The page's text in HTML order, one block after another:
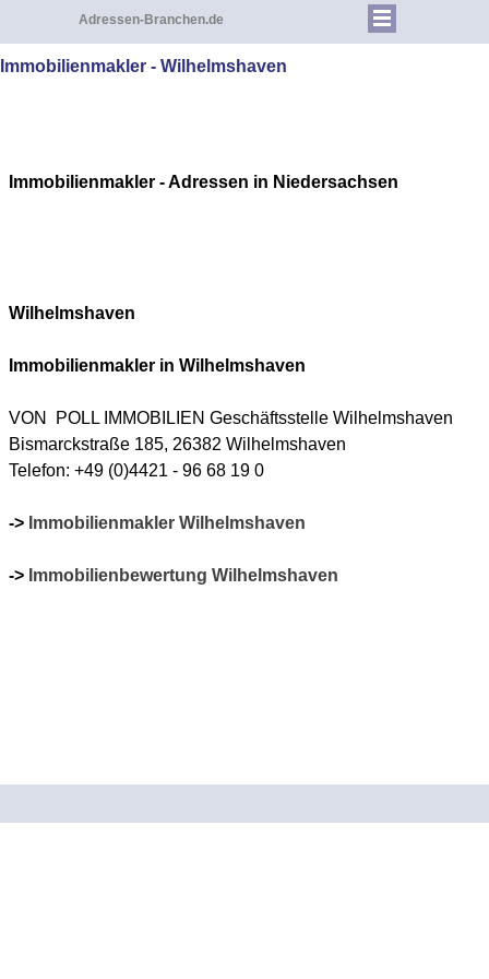
Adressen-Branchen.de
Immobilienmakler - Wilhelmshaven
Immobilienmakler - Adressen in Niedersachsen
Wilhelmshaven
Immobilienmakler in Wilhelmshaven
VON POLL IMMOBILIEN Geschäftsstelle Wilhelmshaven
Bismarckstraße 185, 26382 Wilhelmshaven
Telefon: +49 (0)4421 - 96 68 19 0
-> Immobilienmakler Wilhelmshaven
-> Immobilienbewertung Wilhelmshaven